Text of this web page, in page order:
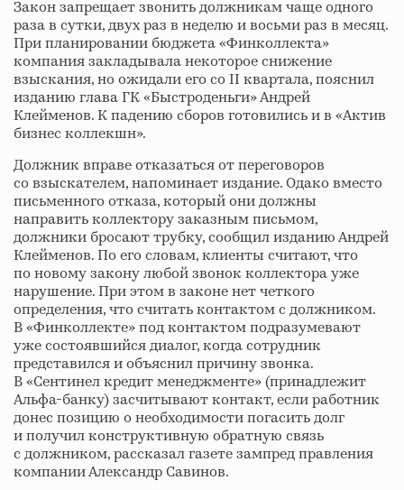
Закон запрещает звонить должникам чаще одного
раза в сутки, двух раз в неделю и восьми раз в месяц.
При планировании бюджета «Финколлекта»
компания закладывала некоторое снижение
взыскания, но ожидали его со II квартала, пояснил
изданию глава ГК «Быстроденьги» Андрей
Клейменов. К падению сборов готовились и в «Актив
бизнес коллекшн».
Должник вправе отказаться от переговоров
со взыскателем, напоминает издание. Одако вместо
письменного отказа, который они должны
направить коллектору заказным письмом,
должники бросают трубку, сообщил изданию Андрей
Клейменов. По его словам, клиенты считают, что
по новому закону любой звонок коллектора уже
нарушение. При этом в законе нет четкого
определения, что считать контактом с должником.
В «Финколлекте» под контактом подразумевают
уже состоявшийся диалог, когда сотрудник
представился и объяснил причину звонка.
В «Сентинел кредит менеджменте» (принадлежит
Альфа-банку) засчитывают контакт, если работник
донес позицию о необходимости погасить долг
и получил конструктивную обратную связь
с должником, рассказал газете зампред правления
компании Александр Савинов.